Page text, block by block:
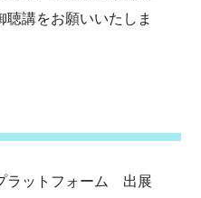
講をお願いいたしま
ラットフォーム 出展